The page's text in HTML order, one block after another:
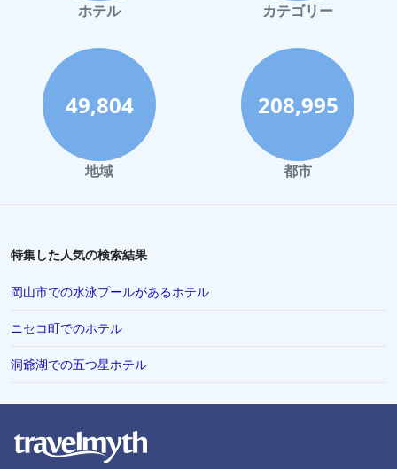
ホテル カテゴリー
49,804
地域
208,995
都市
特集した人気の検索結果
岡山市での水泳プールがあるホテル
ニセコ町でのホテル
洞爺湖での五つ星ホテル